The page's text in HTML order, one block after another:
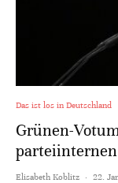
Das ist los in Deutschland
Grünen-
Elisabeth Koblitz · 22.